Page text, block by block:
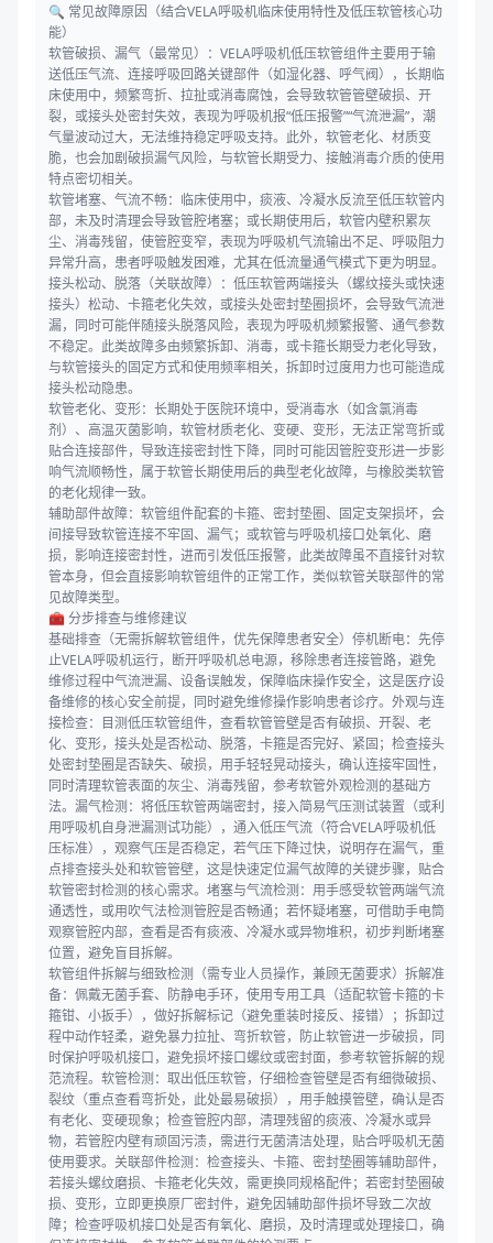
🔍 常见故障原因（结合VELA呼吸机临床使用特性及低压软管核心功
能）
软管破损、漏气（最常见）：VELA呼吸机低压软管组件主要用于输
送低压气流、连接呼吸回路关键部件（如湿化器、呼气阀），长期临
床使用中，频繁弯折、拉扯或消毒腐蚀，会导致软管管壁破损、开
裂，或接头处密封失效，表现为呼吸机报“低压报警”“气流泄漏”，潮
气量波动过大，无法维持稳定呼吸支持。此外，软管老化、材质变
脆，也会加剧破损漏气风险，与软管长期受力、接触消毒介质的使用
特点密切相关。
软管堵塞、气流不畅：临床使用中，痰液、冷凝水反流至低压软管内
部，未及时清理会导致管腔堵塞；或长期使用后，软管内壁积累灰
尘、消毒残留，使管腔变窄，表现为呼吸机气流输出不足、呼吸阻力
异常升高，患者呼吸触发困难，尤其在低流量通气模式下更为明显。
接头松动、脱落（关联故障）：低压软管两端接头（螺纹接头或快速
接头）松动、卡箍老化失效，或接头处密封垫圈损坏，会导致气流泄
漏，同时可能伴随接头脱落风险，表现为呼吸机频繁报警、通气参数
不稳定。此类故障多由频繁拆卸、消毒，或卡箍长期受力老化导致，
与软管接头的固定方式和使用频率相关，拆卸时过度用力也可能造成
接头松动隐患。
软管老化、变形：长期处于医院环境中，受消毒水（如含氯消毒
剂）、高温灭菌影响，软管材质老化、变硬、变形，无法正常弯折或
贴合连接部件，导致连接密封性下降，同时可能因管腔变形进一步影
响气流顺畅性，属于软管长期使用后的典型老化故障，与橡胶类软管
的老化规律一致。
辅助部件故障：软管组件配套的卡箍、密封垫圈、固定支架损坏，会
间接导致软管连接不牢固、漏气；或软管与呼吸机接口处氧化、磨
损，影响连接密封性，进而引发低压报警，此类故障虽不直接针对软
管本身，但会直接影响软管组件的正常工作，类似软管关联部件的常
见故障类型。
🧰 分步排查与维修建议
基础排查（无需拆解软管组件，优先保障患者安全）停机断电：先停
止VELA呼吸机运行，断开呼吸机总电源，移除患者连接管路，避免
维修过程中气流泄漏、设备误触发，保障临床操作安全，这是医疗设
备维修的核心安全前提，同时避免维修操作影响患者诊疗。外观与连
接检查：目测低压软管组件，查看软管管壁是否有破损、开裂、老
化、变形，接头处是否松动、脱落，卡箍是否完好、紧固；检查接头
处密封垫圈是否缺失、破损，用手轻轻晃动接头，确认连接牢固性，
同时清理软管表面的灰尘、消毒残留，参考软管外观检测的基础方
法。漏气检测：将低压软管两端密封，接入简易气压测试装置（或利
用呼吸机自身泄漏测试功能），通入低压气流（符合VELA呼吸机低
压标准），观察气压是否稳定，若气压下降过快，说明存在漏气，重
点排查接头处和软管管壁，这是快速定位漏气故障的关键步骤，贴合
软管密封检测的核心需求。堵塞与气流检测：用手感受软管两端气流
通透性，或用吹气法检测管腔是否畅通；若怀疑堵塞，可借助手电筒
观察管腔内部，查看是否有痰液、冷凝水或异物堆积，初步判断堵塞
位置，避免盲目拆解。
软管组件拆解与细致检测（需专业人员操作，兼顾无菌要求）拆解准
备：佩戴无菌手套、防静电手环，使用专用工具（适配软管卡箍的卡
箍钳、小扳手），做好拆解标记（避免重装时接反、接错）；拆卸过
程中动作轻柔，避免暴力拉扯、弯折软管，防止软管进一步破损，同
时保护呼吸机接口，避免损坏接口螺纹或密封面，参考软管拆解的规
范流程。软管检测：取出低压软管，仔细检查管壁是否有细微破损、
裂纹（重点查看弯折处，此处最易破损），用手触摸管壁，确认是否
有老化、变硬现象；检查管腔内部，清理残留的痰液、冷凝水或异
物，若管腔内壁有顽固污渍，需进行无菌清洁处理，贴合呼吸机无菌
使用要求。关联部件检测：检查接头、卡箍、密封垫圈等辅助部件，
若接头螺纹磨损、卡箍老化失效，需更换同规格配件；若密封垫圈破
损、变形，立即更换原厂密封件，避免因辅助部件损坏导致二次故
障；检查呼吸机接口处是否有氧化、磨损，及时清理或处理接口，确